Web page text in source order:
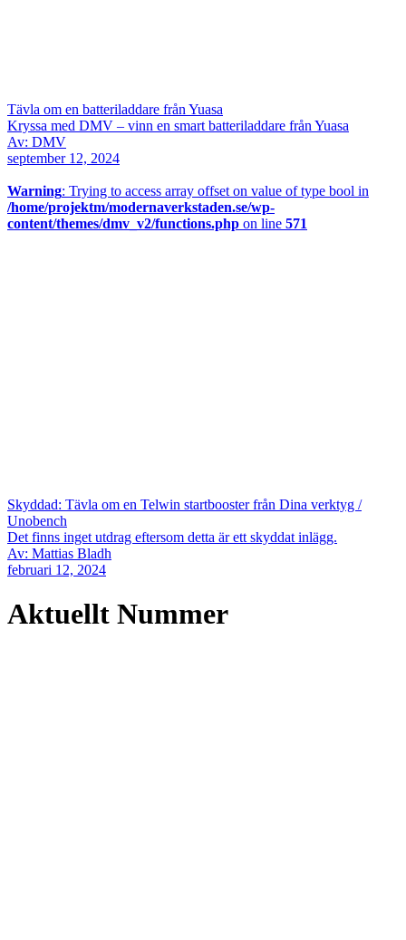
Tävla om en batteriladdare från Yuasa
Kryssa med DMV – vinn en smart batteriladdare från Yuasa
Av: DMV
september 12, 2024
Warning: Trying to access array offset on value of type bool in
/home/projektm/modernaverkstaden.se/wp-
content/themes/dmv_v2/functions.php on line 571
Skyddad: Tävla om en Telwin startbooster från Dina verktyg /
Unobench
Det finns inget utdrag eftersom detta är ett skyddat inlägg.
Av: Mattias Bladh
februari 12, 2024
Aktuellt Nummer